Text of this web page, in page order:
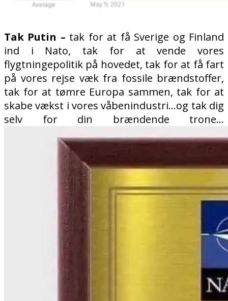
Tak Putin – tak for at få Sverige og Finland
ind i Nato, tak for at vende vores
flygtningepolitik på hovedet, tak for at få fart
på vores rejse væk fra fossile brændstoffer,
tak for at tømre Europa sammen, tak for at
skabe vækst i vores våbenindustri…og tak dig
selv for din brændende trone…